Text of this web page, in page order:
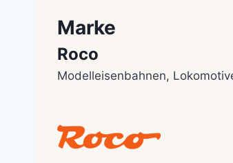
Marke
Roco
Modelleisenbahnen,